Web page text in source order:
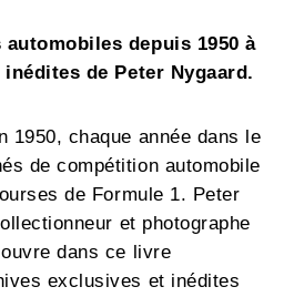
depuis 1950 à
de Peter Nygaard.
1950, chaque année dans le
de compétition automobile
de Formule 1. Peter
et photographe
dans ce livre
exclusives et inédites